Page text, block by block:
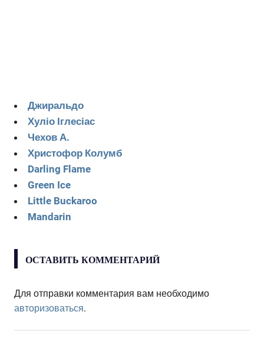
Джиральдо
Хуліо Іглесіас
Чехов А.
Христофор Колумб
Darling Flame
Green Ice
Little Buckaroo
Mandarin
ОСТАВИТЬ КОММЕНТАРИЙ
Для отправки комментария вам необходимо
авторизоваться.